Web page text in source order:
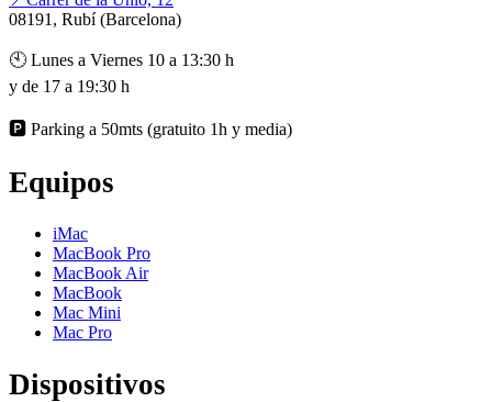
08191, Rubí (Barcelona)
🕙 Lunes a Viernes 10 a 13:30 h
y de 17 a 19:30 h
🅿️ Parking a 50mts (gratuito 1h y media)
Equipos
iMac
MacBook Pro
MacBook Air
MacBook
Mac Mini
Mac Pro
Dispositivos